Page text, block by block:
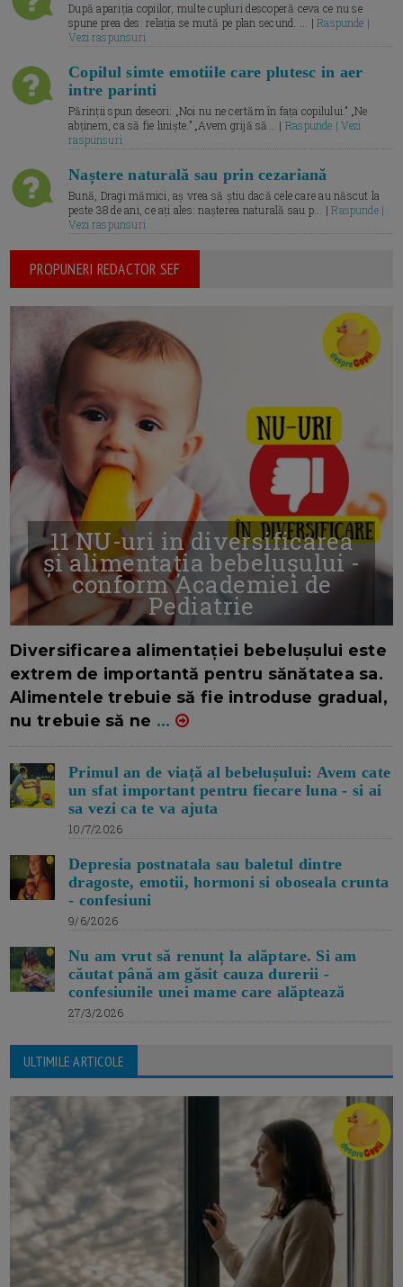
După apariția copiilor, multe cupluri descoperă ceva ce nu se
spune prea des: relația se mută pe plan secund. ... |Raspunde |
Vezi raspunsuri
Copilul simte emotiile care plutesc in aer
intre parinti
Părinții spun deseori: „Noi nu ne certăm în fața copilului.” „Ne
abținem, ca să fie liniște.” „Avem grijă să... | Raspunde | Vezi
raspunsuri
Naștere naturală sau prin cezariană
Bună, Dragi mămici, aș vrea să știu dacă cele care au născut la
peste 38 de ani, ce ați ales: nașterea naturală sau p... |Raspunde |
Vezi raspunsuri
PROPUNERI REDACTOR SEF
11 NU-uri in diversificarea
și alimentația bebelușului -
conform Academiei de
Pediatrie
Diversificarea alimentației bebelușului este
extrem de importantă pentru sănătatea sa.
Alimentele trebuie să fie introduse gradual,
nu trebuie să ne ...
Primul an de viață al bebelușului: Avem cate
un sfat important pentru fiecare luna - si ai
sa vezi ca te va ajuta
10/7/2026
Depresia postnatala sau baletul dintre
dragoste, emotii, hormoni si oboseala crunta
- confesiuni
9/6/2026
Nu am vrut să renunț la alăptare. Si am
căutat până am găsit cauza durerii -
confesiunile unei mame care alăptează
27/3/2026
ULTIMILE ARTICOLE